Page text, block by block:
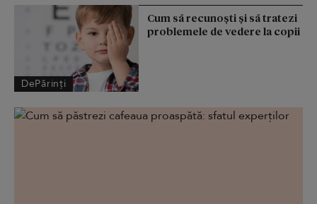
DePărinți
Cum să recunoști și să tratezi
problemele de vedere la copii